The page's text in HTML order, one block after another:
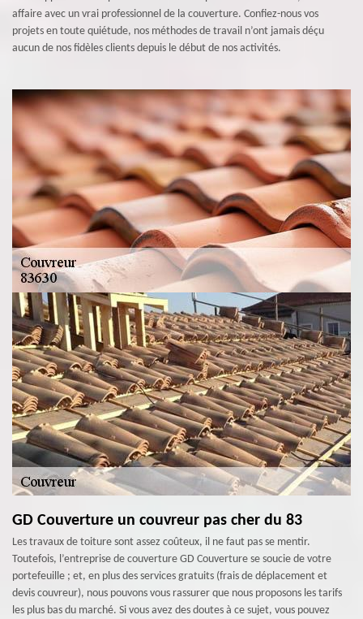
affaire avec un vrai professionnel de la couverture. Confiez-nous vos
projets en toute quiétude, nos méthodes de travail n’ont jamais déçu
aucun de nos fidèles clients depuis le début de nos activités.
GD Couverture un couvreur pas cher du 83
Les travaux de toiture sont assez coûteux, il ne faut pas se mentir.
Toutefois, l’entreprise de couverture GD Couverture se soucie de votre
portefeuille ; et, en plus des services gratuits (frais de déplacement et
devis couvreur), nous pouvons vous rassurer que nous proposons les tarifs
les plus bas du marché. Si vous avez des doutes à ce sujet, vous pouvez